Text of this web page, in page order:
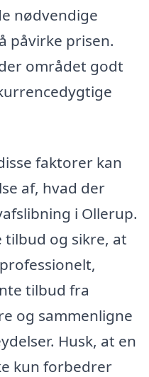
nødvendige
påvirke prisen.
området godt
faktorer kan
af, hvad der
i Ollerup.
tilbud og sikre, at
tilbud fra
og sammenligne
Husk, at en
kun forbedrer